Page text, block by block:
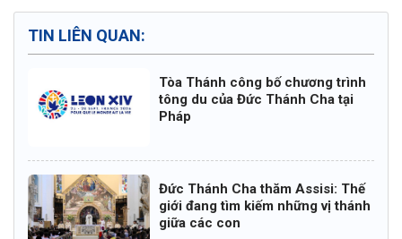
TIN LIÊN QUAN:
Tòa Thánh công bố chương trình
tông du của Đức Thánh Cha tại
Pháp
Đức Thánh Cha thăm Assisi: Thế
giới đang tìm kiếm những vị thánh
giữa các con